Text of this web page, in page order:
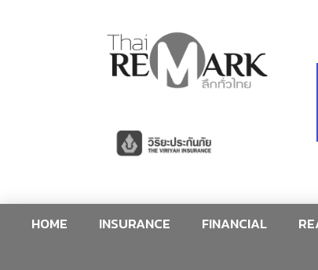
HOME INSURANCE FINANCIAL